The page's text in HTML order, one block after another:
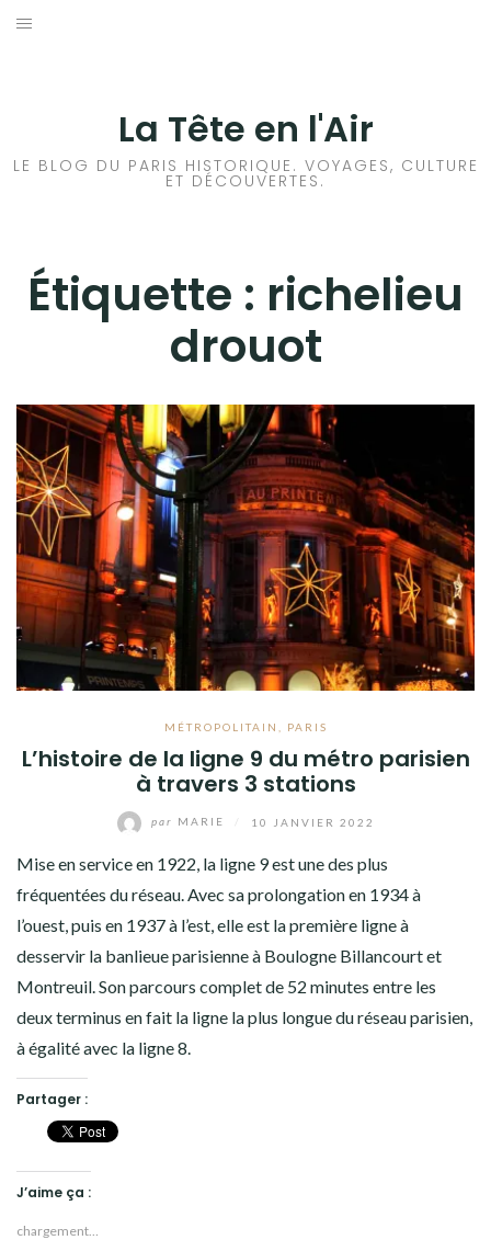
Aller
La Tête en l'Air
LE BLOG DU PARIS HISTORIQUE. VOYAGES, CULTURE
ET DÉCOUVERTES.
Étiquette : richelieu
drouot
MÉTROPOLITAIN PARIS
L’histoire de la ligne 9 du métro parisien
à travers 3 stations
par MARIE 10 JANVIER 2022
Mise en service en 1922, la ligne 9 est une des plus
fréquentées du réseau. Avec sa prolongation en 1934 à
l’ouest, puis en 1937 à l’est, elle est la première ligne à
desservir la banlieue parisienne à Boulogne Billancourt et
Montreuil. Son parcours complet de 52 minutes entre les
deux terminus en fait la ligne la plus longue du réseau parisien,
à égalité avec la ligne 8.
Partager :
J’aime ça :
chargement…
HISTOIRES EN ILE DE FRANCE
VOYAGES À L’ÉTRANGER